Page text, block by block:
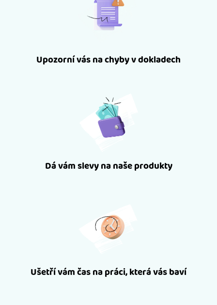
Upozorní vás na chyby v dokladech
Dá vám slevy na naše produkty
Ušetří vám čas na práci, která vás baví